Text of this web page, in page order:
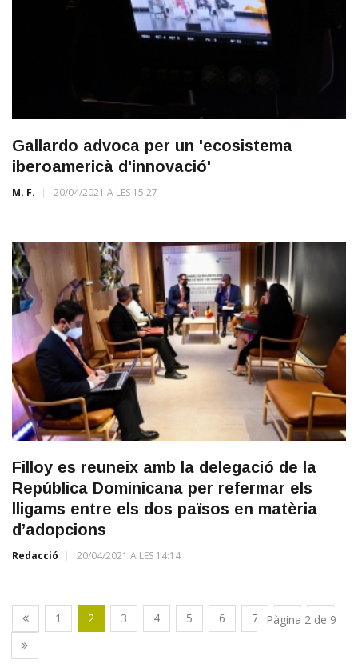
Gallardo advoca per un 'ecosistema
iberoamericà d'innovació'
M. F. 20/04/2021 A LES 15:27
Filloy es reuneix amb la delegació de la
República Dominicana per refermar els
lligams entre els dos països en matèria
d’adopcions
Redacció 20/04/2021 A LES 14:14
1 2 3 4 5 6 7 8 9
Pàgina 2 de 9